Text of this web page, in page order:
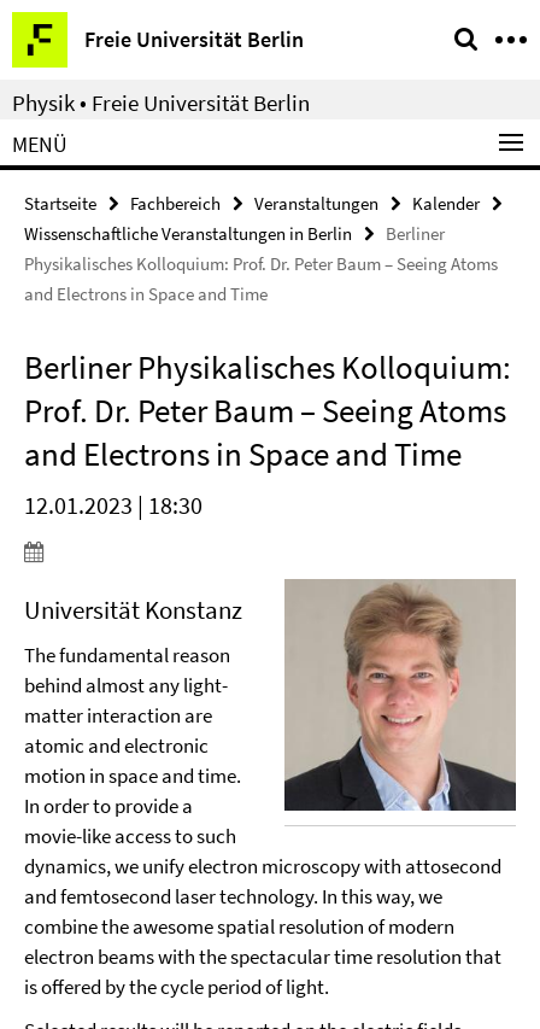
Springe
direkt
zu
Inhalt
Freie Universität Berlin
Service-
Navigation
Physik • Freie Universität Berlin
MENÜ
Startseite Fachbereich Veranstaltungen
Kalender
Wissenschaftliche Veranstaltungen in Berlin
Berliner
Physikalisches Kolloquium: Prof. Dr. Peter Baum – Seeing Atoms
and Electrons in Space and Time
Berliner Physikalisches Kolloquium:
Prof. Dr. Peter Baum – Seeing Atoms
and Electrons in Space and Time
12.01.2023 | 18:30
Universität Konstanz
The fundamental reason
behind almost any light-
matter interaction are
atomic and electronic
motion in space and time.
In order to provide a
movie-like access to such
dynamics, we unify electron microscopy with attosecond
and femtosecond laser technology. In this way, we
combine the awesome spatial resolution of modern
electron beams with the spectacular time resolution that
is offered by the cycle period of light.